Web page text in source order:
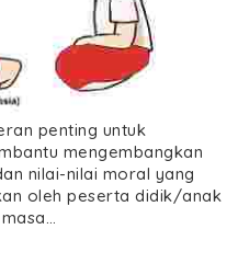
penting untuk
mengembangkan
nilai-nilai moral yang
oleh peserta didik/anak